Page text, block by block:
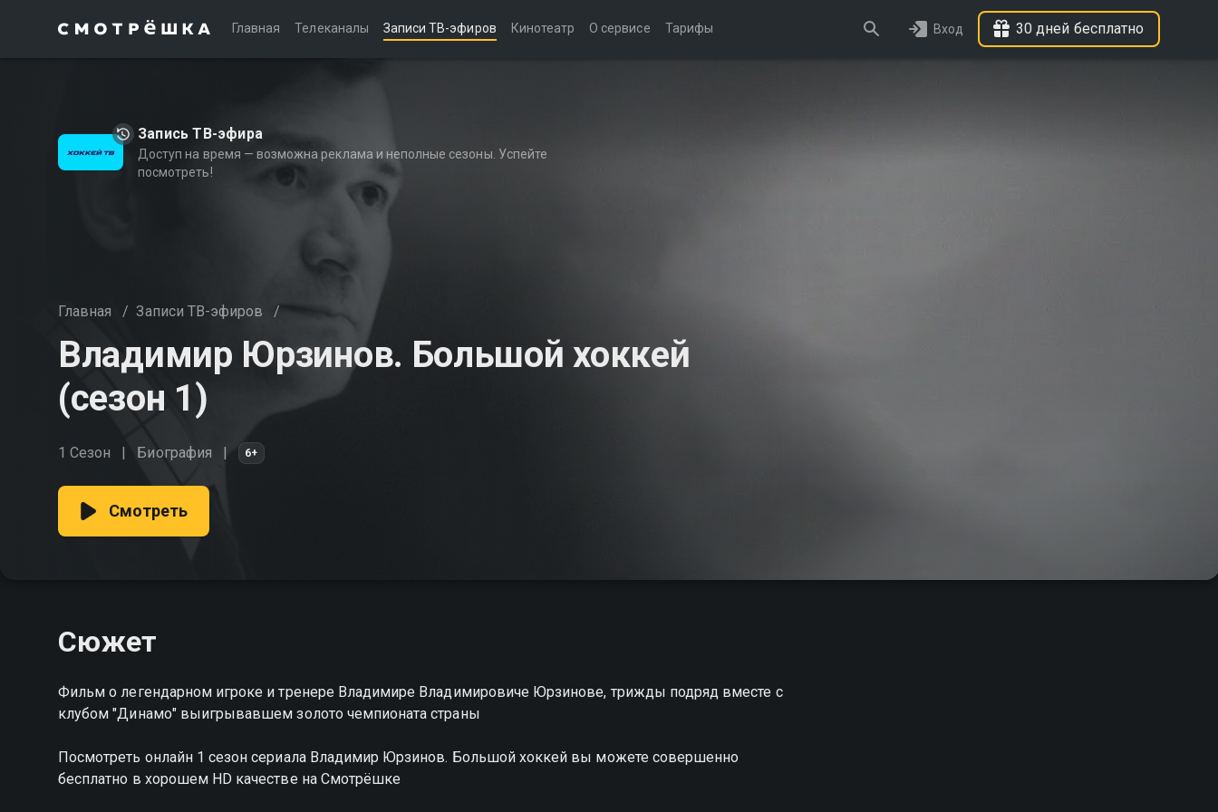
Главная Телеканалы Записи ТВ-эфиров Кинотеатр О сервисе Тарифы Вход 30 дней бесплатно
Запись ТВ-эфира
Доступ на время — возможна реклама и неполные сезоны. Успейте
посмотреть!
Главная / Записи ТВ-эфиров /
Владимир Юрзинов. Большой хоккей
(сезон 1)
1 Сезон Биография 6+
Смотреть
Сюжет
Фильм о легендарном игроке и тренере Владимире Владимировиче Юрзинове, трижды подряд вместе с
клубом "Динамо" выигрывавшем золото чемпионата страны
Посмотреть онлайн 1 сезон сериала Владимир Юрзинов. Большой хоккей вы можете совершенно
бесплатно в хорошем HD качестве на Смотрёшке